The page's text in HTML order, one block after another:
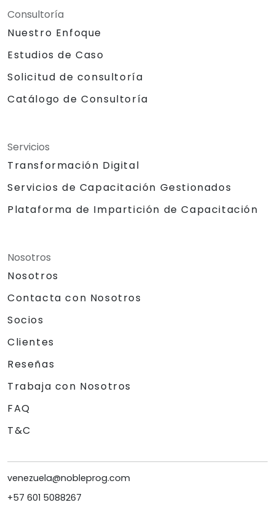
Consultoría
Nuestro Enfoque
Estudios de Caso
Solicitud de consultoría
Catálogo de Consultoría
Servicios
Transformación Digital
Servicios de Capacitación Gestionados
Plataforma de Impartición de Capacitación
Nosotros
Nosotros
Contacta con Nosotros
Socios
Clientes
Reseñas
Trabaja con Nosotros
FAQ
T&C
venezuela@nobleprog.com
+57 601 5088267